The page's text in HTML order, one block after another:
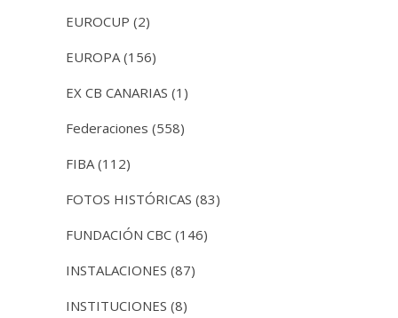
EUROCUP (2)
EUROPA (156)
EX CB CANARIAS (1)
Federaciones (558)
FIBA (112)
FOTOS HISTÓRICAS (83)
FUNDACIÓN CBC (146)
INSTALACIONES (87)
INSTITUCIONES (8)